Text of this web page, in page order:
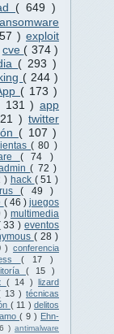
( 649 )
) exploit
cve ( 374 )
( 293 )
( 244 )
( 173 )
131 ) app
)twitter
( 107 )
( 80 )
( 74 )
( 72 )
) hack ( 51 )
( 49 )
( 46 ) juegos
) multimedia
33 )eventos
( 28 )
) conferencia
( 17 )
( 15 )
( 14 ) lizard
13 ) técnicas
( 11 ) delitos
( 9 ) Ehn-
) antimalware